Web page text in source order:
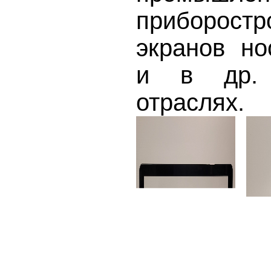
экранов
и в др.
отраслях.